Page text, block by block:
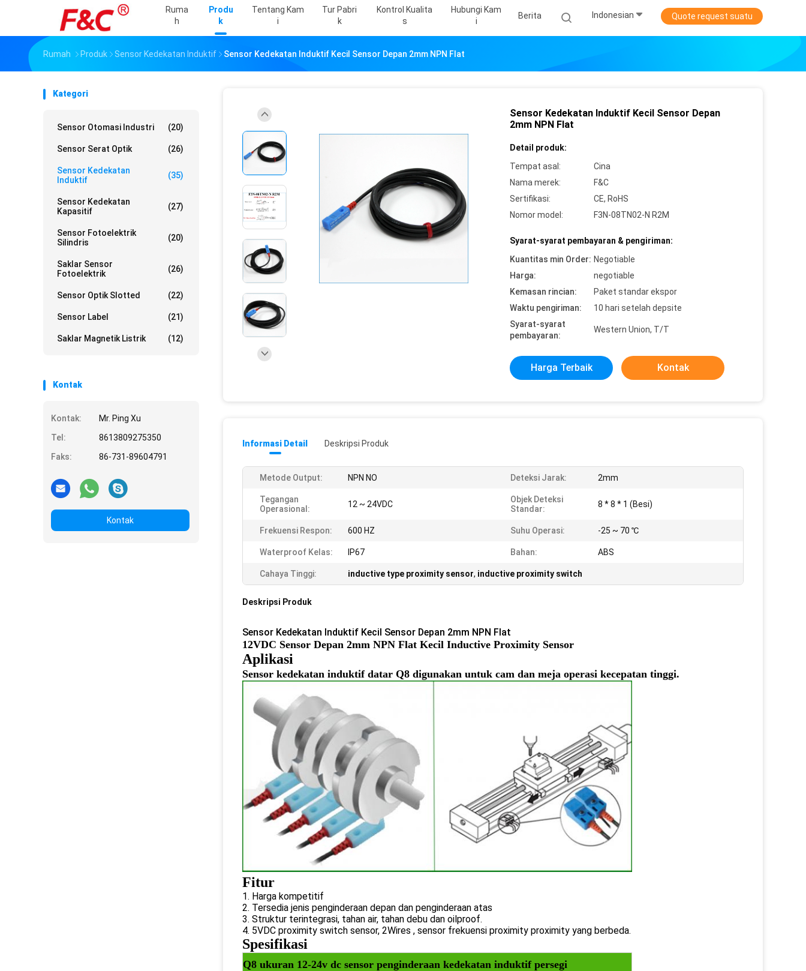
Ruma
H
Produ
K
Tentang Kam
I
Tur Pabri
K
Kontrol Kualita
S
Hubungi Kam
I
Berita Indonesian Quote request suatu
Rumah Produk Sensor Kedekatan Induktif Sensor Kedekatan Induktif Kecil Sensor Depan 2mm NPN Flat
Kategori
Sensor Otomasi Industri (20)
Sensor Serat Optik (26)
Sensor Kedekatan
Induktif
(35)
Sensor Kedekatan
Kapasitif
(27)
Sensor Fotoelektrik
Silindris
(20)
Saklar Sensor
Fotoelektrik
(26)
Sensor Optik Slotted (22)
Sensor Label (21)
Saklar Magnetik Listrik (12)
Kontak
Kontak:
Mr. Ping Xu
Tel:
8613809275350
Faks:
86-731-89604791
Kontak
Sensor Kedekatan Induktif Kecil Sensor Depan
2mm NPN Flat
Detail produk:
Tempat asal:
Cina
Nama merek:
F&C
Sertifikasi:
CE, RoHS
Nomor model:
F3N-08TN02-N R2M
Syarat-syarat pembayaran & pengiriman:
Kuantitas min Order: Negotiable
Harga:
negotiable
Kemasan rincian:
Paket standar ekspor
Waktu pengiriman:
10 hari setelah depsite
Syarat-syarat
pembayaran:
Western Union, T/T
Harga Terbaik Kontak
Informasi Detail Deskripsi Produk
Metode Output: NPN NO Deteksi Jarak: 2mm
Tegangan
Operasional:
12 ~ 24VDC
Objek Deteksi
Standar:
8 * 8 * 1 (Besi)
Frekuensi Respon: 600 HZ Suhu Operasi: -25 ~ 70 ℃
Waterproof Kelas: IP67 Bahan: ABS
Cahaya Tinggi: inductive type proximity sensor, inductive proximity switch
Deskripsi Produk
Sensor Kedekatan Induktif Kecil Sensor Depan 2mm NPN Flat
12VDC Sensor Depan 2mm NPN Flat Kecil Inductive Proximity Sensor
Aplikasi
Sensor kedekatan induktif datar Q8 digunakan untuk cam dan meja operasi kecepatan tinggi.
Fitur
1. Harga kompetitif
2. Tersedia jenis penginderaan depan dan penginderaan atas
3. Struktur terintegrasi, tahan air, tahan debu dan oilproof.
4. 5VDC proximity switch sensor, 2Wires , sensor frekuensi proximity proximity yang berbeda.
Spesifikasi
Q8 ukuran 12-24v dc sensor penginderaan kedekatan induktif persegi